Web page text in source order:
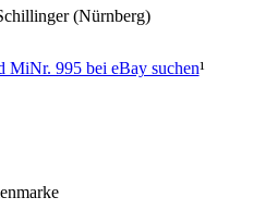
(Nürnberg)
MiNr. 995 bei eBay suchen¹